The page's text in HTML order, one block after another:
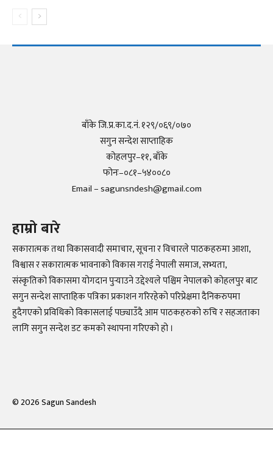
बाँके जि.प्र.का.द.नं. १२९/०६९/०७०
सगुन सन्देश साप्ताहिक
कोहलपुर–११, बाँके
फोनः–०८१–५४००८०
Email – sagunsndesh@gmail.com
हाम्रो बारे
सकारात्मक तथा विकासवादी समाचार, सूचना र विचारले पाठकहरुमा आशा,
विश्वास र सकारात्मक भावनाको विकास गराई नेपाली समाज, सभ्यता,
संस्कृतिको विकासमा योगदान पुर्‍याउने उद्देश्यले पश्चिम नेपालको कोहलपुर बाट
सगुन सन्देश साप्ताहिक पत्रिका प्रकाशन गरिरहेको परिप्रेक्षमा दैनिकरुपमा
हुदैगएको प्रविधिको विकासलाई पछ्याउँदै आम पाठकहरुको रुचि र सहजताका
लागि सगुन सन्देश डट कमको स्थापना गरिएको हो ।
©2026Sagun Sandesh